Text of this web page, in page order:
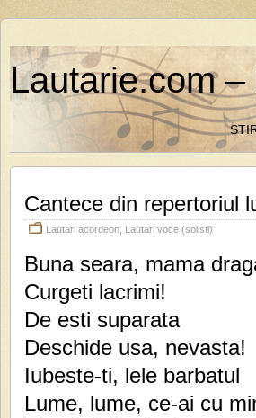
Lautarie.com
Cantece din repertoriul
Lautari acordeon Lautari voce (solisti)
Buna seara, mama
Curgeti lacrimi!
De esti suparata
Deschide usa, nevasta!
Iubeste-ti, lele barbatul
Lume, lume, ce-ai cu